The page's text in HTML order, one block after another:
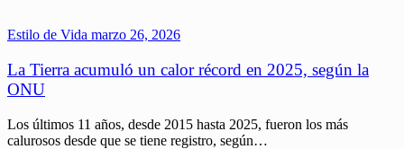
Estilo de Vida marzo 26, 2026
La Tierra acumuló un calor récord en 2025, según la
ONU
Los últimos 11 años, desde 2015 hasta 2025, fueron los más
calurosos desde que se tiene registro, según…